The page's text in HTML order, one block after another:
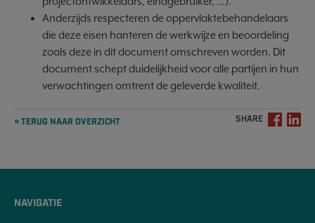
Anderzijds respecteren de oppervlaktebehandelaars
die deze eisen hanteren de werkwijze en beoordeling
zoals deze in dit document omschreven worden. Dit
document schept duidelijkheid voor alle partijen in hun
verwachtingen omtrent de geleverde kwaliteit.
« TERUG NAAR OVERZICHT SHARE
NAVIGATIE